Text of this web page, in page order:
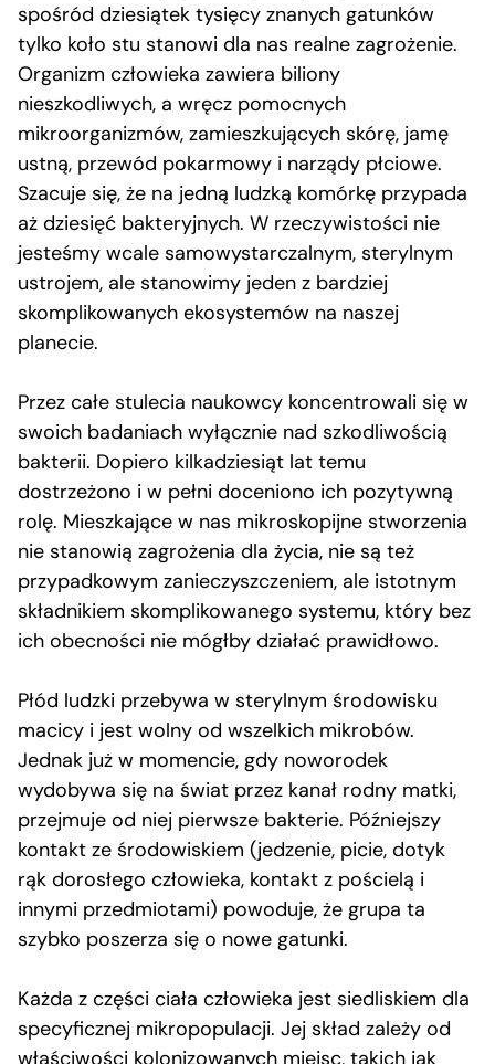
spośród dziesiątek tysięcy znanych gatunków
tylko koło stu stanowi dla nas realne zagrożenie.
Organizm człowieka zawiera biliony
nieszkodliwych, a wręcz pomocnych
mikroorganizmów, zamieszkujących skórę, jamę
ustną, przewód pokarmowy i narządy płciowe.
Szacuje się, że na jedną ludzką komórkę przypada
aż dziesięć bakteryjnych. W rzeczywistości nie
jesteśmy wcale samowystarczalnym, sterylnym
ustrojem, ale stanowimy jeden z bardziej
skomplikowanych ekosystemów na naszej
planecie.
Przez całe stulecia naukowcy koncentrowali się w
swoich badaniach wyłącznie nad szkodliwością
bakterii. Dopiero kilkadziesiąt lat temu
dostrzeżono i w pełni doceniono ich pozytywną
rolę. Mieszkające w nas mikroskopijne stworzenia
nie stanowią zagrożenia dla życia, nie są też
przypadkowym zanieczyszczeniem, ale istotnym
składnikiem skomplikowanego systemu, który bez
ich obecności nie mógłby działać prawidłowo.
Płód ludzki przebywa w sterylnym środowisku
macicy i jest wolny od wszelkich mikrobów.
Jednak już w momencie, gdy noworodek
wydobywa się na świat przez kanał rodny matki,
przejmuje od niej pierwsze bakterie. Późniejszy
kontakt ze środowiskiem (jedzenie, picie, dotyk
rąk dorosłego człowieka, kontakt z pościelą i
innymi przedmiotami) powoduje, że grupa ta
szybko poszerza się o nowe gatunki.
Każda z części ciała człowieka jest siedliskiem dla
specyficznej mikropopulacji. Jej skład zależy od